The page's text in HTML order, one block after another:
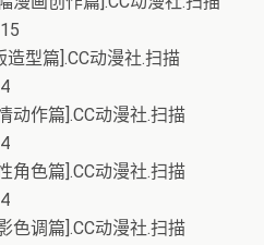
型篇].CC动漫社.扫描
动作篇].CC动漫社.扫描
角色篇].CC动漫社.扫描
色调篇].CC动漫社.扫描